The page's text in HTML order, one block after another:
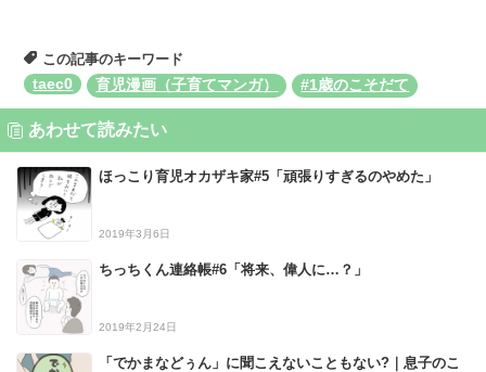
この記事のキーワード
taec0
育児漫画（子育てマンガ） #1歳のこそだて
あわせて読みたい
ほっこり育児オカザキ家#5「頑張りすぎるのやめた」
2019年3月6日
ちっちくん連絡帳#6「将来、偉人に…？」
2019年2月24日
「でかまなどぅん」に聞こえないこともない?｜息子のこ